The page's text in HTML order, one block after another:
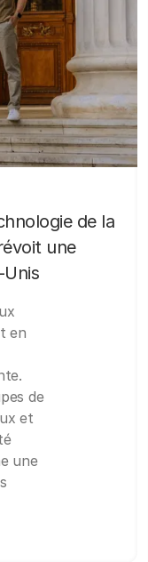
de la
une
en
de
et
une